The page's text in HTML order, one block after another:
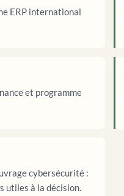
ERP international
et programme
cybersécurité :
utiles à la décision.